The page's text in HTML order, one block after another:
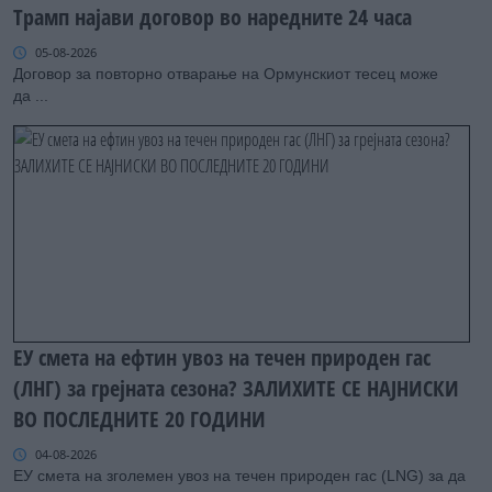
Трамп најави договор во наредните 24 часа
05-08-2026
Договор за повторно отварање на Ормунскиот тесец може
да ...
ЕУ смета на ефтин увоз на течен природен гас
(ЛНГ) за грејната сезона? ЗАЛИХИТЕ СЕ НАЈНИСКИ
ВО ПОСЛЕДНИТЕ 20 ГОДИНИ
04-08-2026
ЕУ смета на зголемен увоз на течен природен гас (LNG) за да